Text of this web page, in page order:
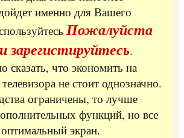
именно для Вашего
Пожалуйста
зарегистируйтесь.
сказать, что экономить на
не стоит однозначно.
ограничены, то лучше
функций, но все
экран.